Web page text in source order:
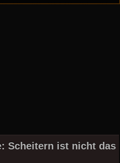
Scheitern ist nicht das